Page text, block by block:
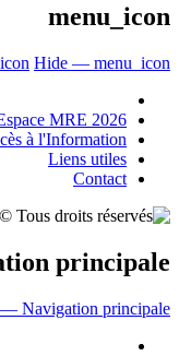
menu_icon
Hide — menu_icon
MRE 2026
à l'Information
Liens utiles
Contact
principale
Navigation principale